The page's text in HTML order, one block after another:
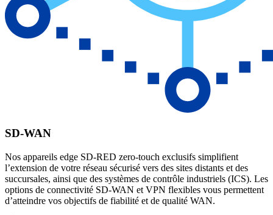
SD-WAN
Nos appareils edge SD-RED zero-touch exclusifs simplifient
l’extension de votre réseau sécurisé vers des sites distants et des
succursales, ainsi que des systèmes de contrôle industriels (ICS). Les
options de connectivité SD-WAN et VPN flexibles vous permettent
d’atteindre vos objectifs de fiabilité et de qualité WAN.